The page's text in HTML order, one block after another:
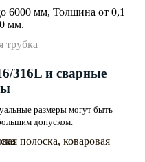
6000 мм, Толщина от 0,1
мм.
316L и сварные
размеры могут быть
допуском.